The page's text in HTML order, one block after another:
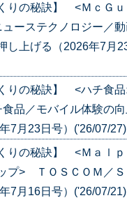
くりの秘訣】 <ＭｃＧ
ーステクノロジー／動
し上げる（2026年7月
りの秘訣】 <ハチ食
品／モバイル体験の向
7月23日号）('26/07/27)
りの秘訣】 <Ｍａｌ
プ> ＴＯＳＣＯＭ／Ｓ
7月16日号）('26/07/21)